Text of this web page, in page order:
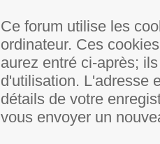
Ce forum utilise les
ordinateur. Ces
aurez entré ci-après;
d'utilisation. L'adresse
détails de votre
vous envoyer un